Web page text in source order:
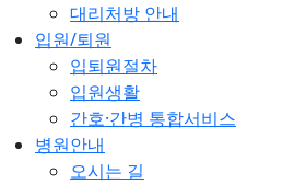
대리처방 안내
입원/퇴원
입퇴원절차
입원생활
간호·간병 통합서비스
병원안내
오시는 길